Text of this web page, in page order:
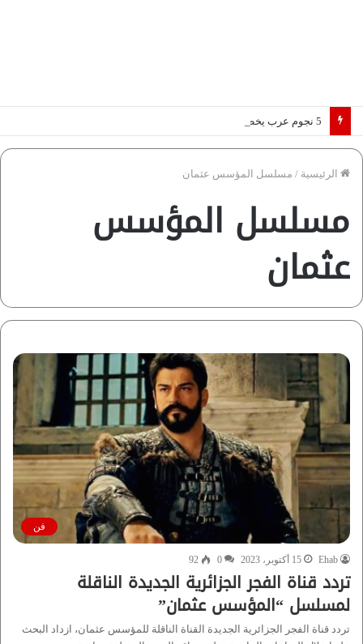
الرئيسية / مسلسل المؤسس عثمان
مسلسل المؤسس
عثمان
فن
Ehab 15 أكتوبر، 2023 0
92
تردد قناة الفجر الجزائرية الجديدة الناقلة
لمسلسل “المؤسس عثمان”
تردد قناة الفجر الجزائرية الجديدة القناة الناقلة للمؤسس عثمان، ازداد البحث